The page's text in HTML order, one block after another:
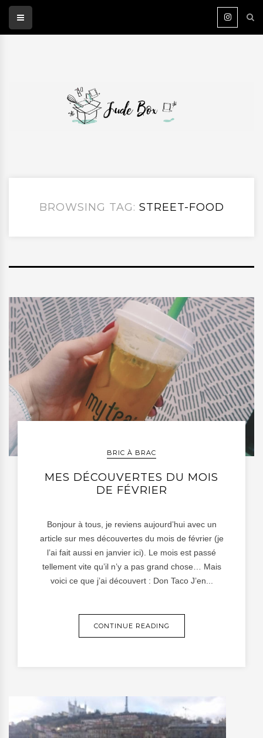
BROWSING TAG: STREET-FOOD
BRIC À BRAC
MES DÉCOUVERTES DU MOIS
DE FÉVRIER
Bonjour à tous, je reviens aujourd’hui avec un
article sur mes découvertes du mois de février (je
l’ai fait aussi en janvier ici). Le mois est passé
tellement vite qu’il n’y a pas grand chose… Mais
voici ce que j’ai découvert : Don Taco J’en...
CONTINUE READING